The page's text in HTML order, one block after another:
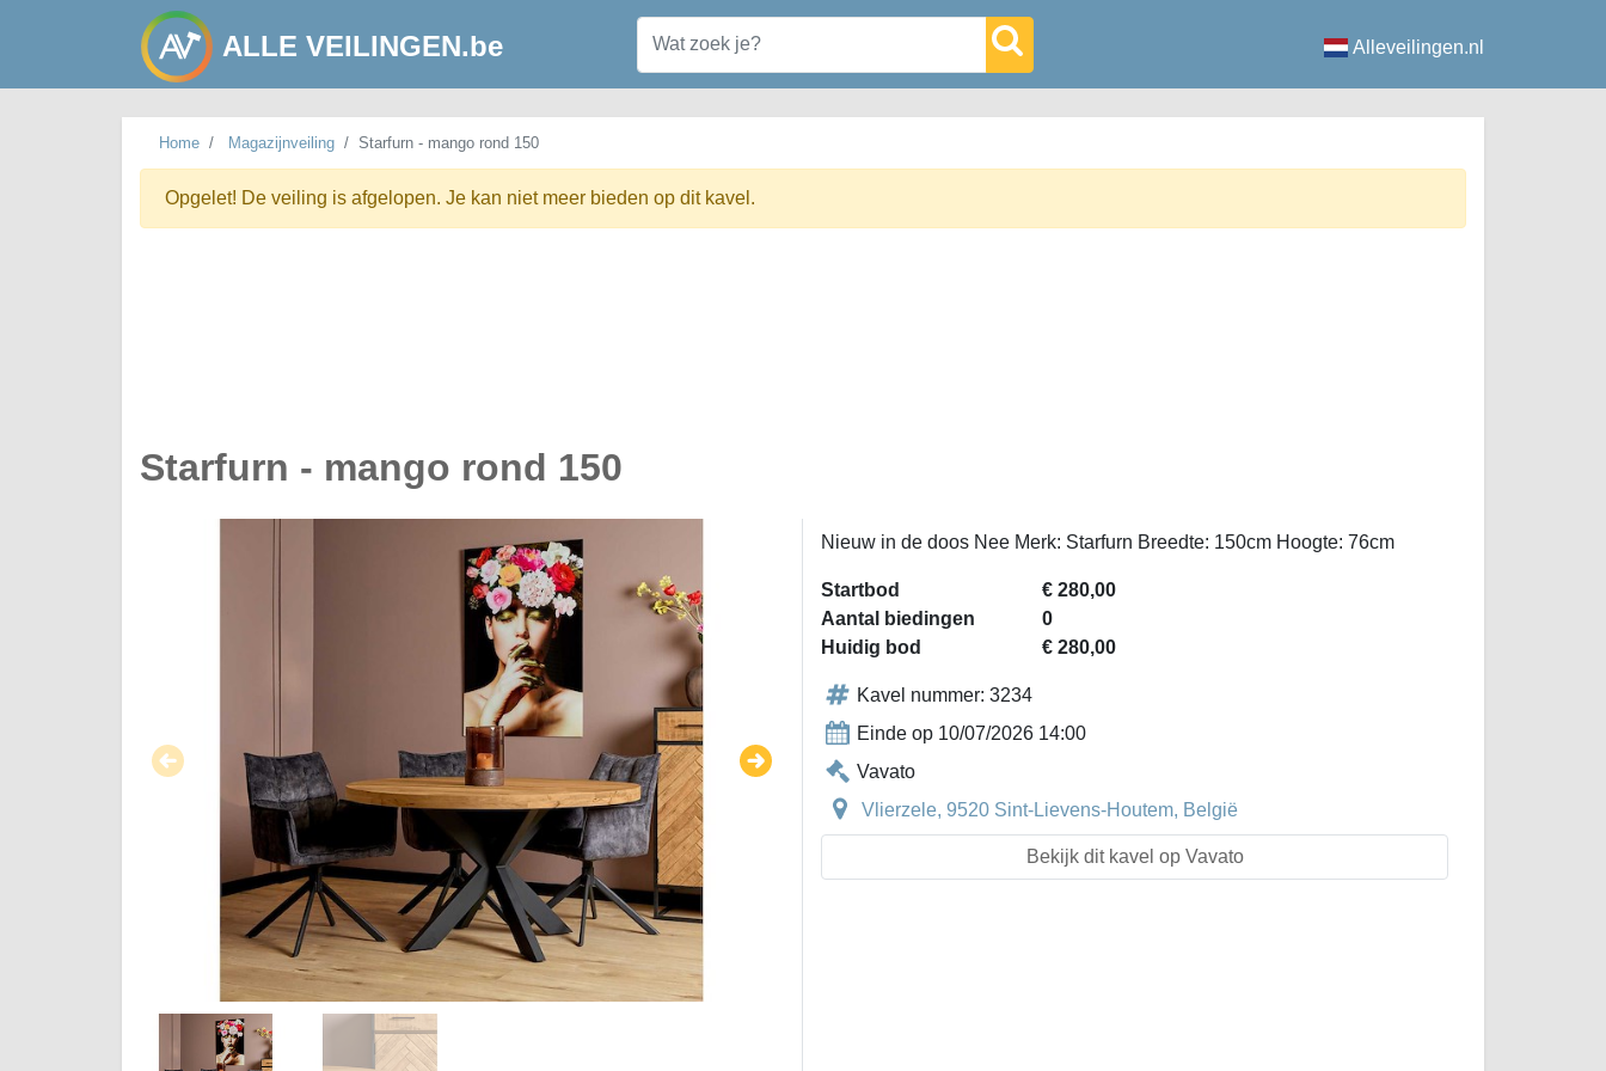
ALLE VEILINGEN.be Alleveilingen.nl
Home Magazijnveiling Starfurn - mango rond 150
Opgelet! De veiling is afgelopen. Je kan niet meer bieden op dit kavel.
Starfurn - mango rond 150
Nieuw in de doos Nee Merk: Starfurn Breedte: 150cm Hoogte: 76cm
Startbod
€ 280,00
Aantal biedingen
0
Huidig bod
€ 280,00
Kavel nummer: 3234
Einde op 10/07/2026 14:00
Vavato
Vlierzele, 9520 Sint-Lievens-Houtem, België
Bekijk dit kavel op Vavato